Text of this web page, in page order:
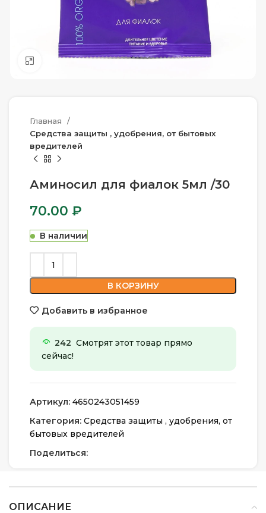
Нажмите, чтобы увеличить
Главная
Средства защиты , удобрения, от бытовых
вредителей
Аминосил для фиалок 5мл /30
70.00 ₽
В наличии
В КОРЗИНУ
Добавить в избранное
242 Смотрят этот товар прямо
сейчас!
Артикул: 4650243051459
Категория: Средства защиты , удобрения, от
бытовых вредителей
Поделиться:
ОПИСАНИЕ